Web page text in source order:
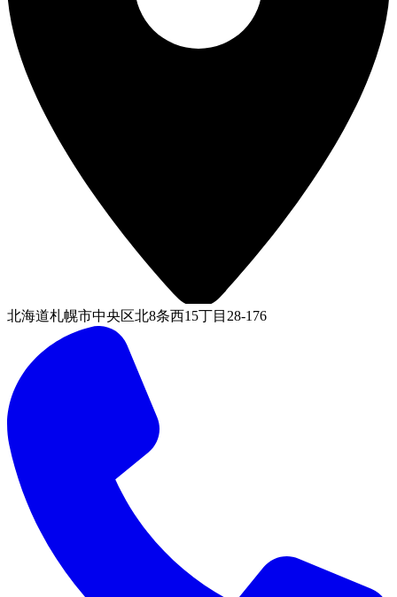
北海道札幌市中央区北8条西15丁目28-176